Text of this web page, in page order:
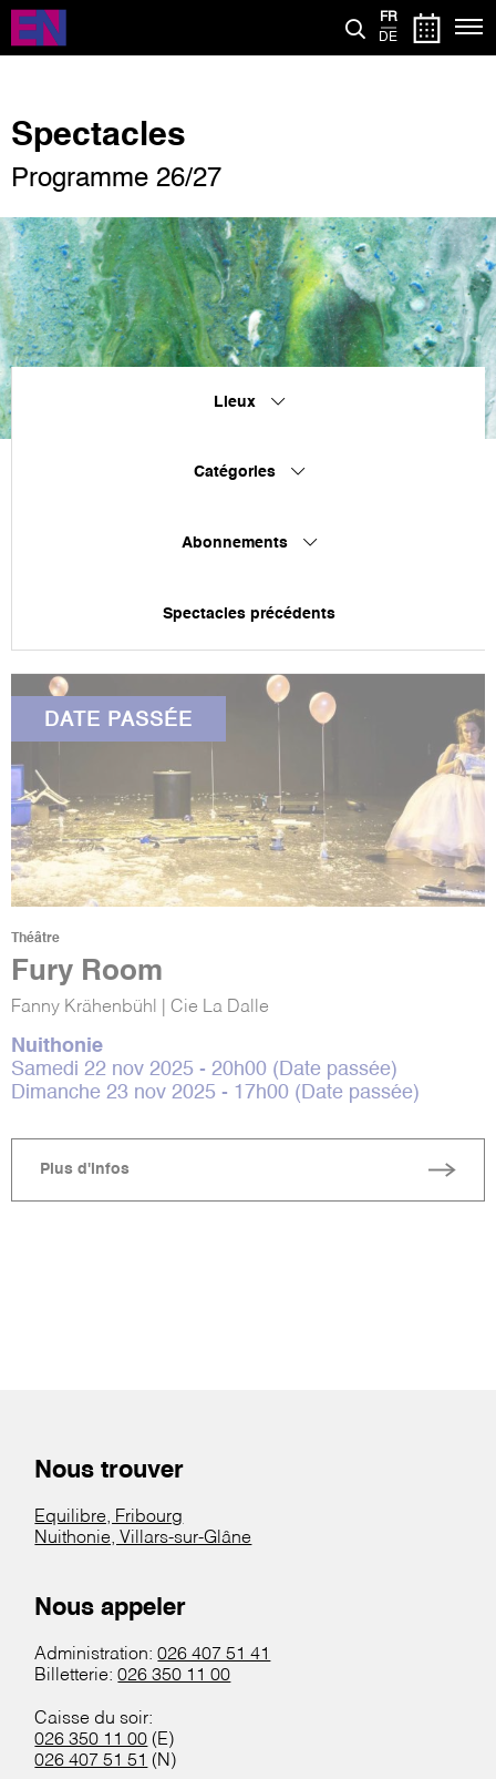
Aller
contenu
FR
DE
Spectacles
Programme 26/27
Lieux
Catégories
Abonnements
Spectacles précédents
DATE PASSÉE
Théâtre
Fury Room
Fanny Krähenbühl | Cie La Dalle
Nuithonie
Samedi 22 nov 2025 - 20h00 (Date passée)
Dimanche 23 nov 2025 - 17h00 (Date passée)
Plus d'infos
Nous trouver
Equilibre, Fribourg
Nuithonie, Villars-sur-Glâne
Nous appeler
Administration:026 407 51 41
Billetterie:026 350 11 00
Caisse du soir:
026 350 11 00 (E)
026 407 51 51 (N)